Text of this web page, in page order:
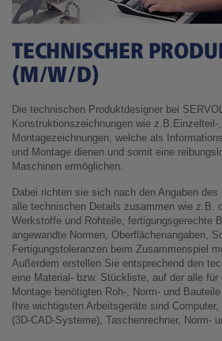
TECHNISCHER
(M/W/D)
Die technischen Produktdesigner bei
Konstruktionszeichnungen wie z.B.Einzelteil-
Montagezeichnungen, welche als
und Montage dienen und somit eine
Maschinen ermöglichen.
Dabei richten sie sich nach den Angaben
alle technischen Details zusammen wie z.B.
Werkstoffe und Rohteile, fertigungsgerechte
angewandte Normen, Oberflächenangaben,
Fertigungstoleranzen beim Zusammenspiel
Außerdem erstellen Sie entsprechend den
eine Material- bzw. Stückliste, auf der alle für
Montage benötigten Roh-, Norm- und
Ihre wichtigsten Arbeitsgeräte sind
(3D-CAD-Systeme), Taschenrechner, Norm-